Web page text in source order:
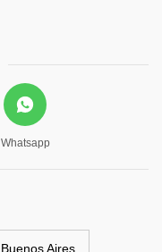
Whatsapp
Buenos Aires